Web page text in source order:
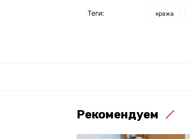
Теги: кража
Рекомендуем